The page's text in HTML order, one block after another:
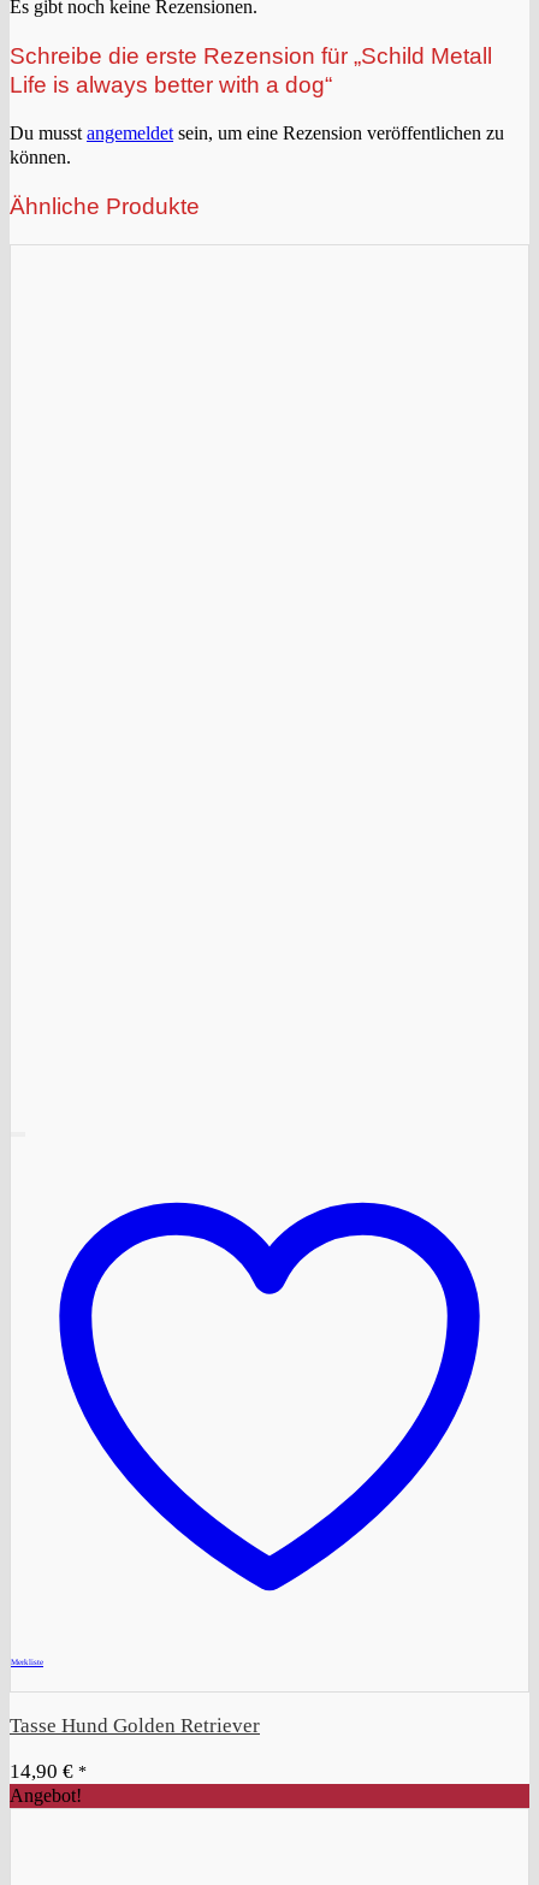
Es gibt noch keine Rezensionen.
Schreibe die erste Rezension für „Schild Metall
Life is always better with a dog“
Du musst angemeldet sein, um eine Rezension veröffentlichen zu
können.
Ähnliche Produkte
Merkliste
Tasse Hund Golden Retriever
14,90 € *
Angebot!